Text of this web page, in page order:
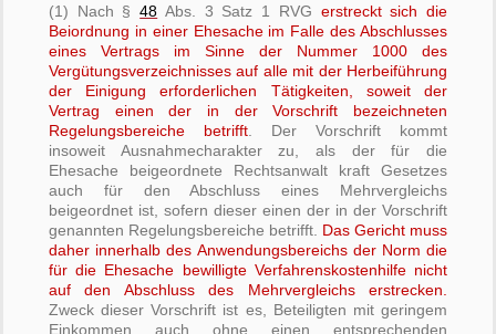
(1) Nach §48 Abs. 3 Satz 1 RVG erstreckt sich die
Beiordnung in einer Ehesache im Falle des Abschlusses
eines Vertrags im Sinne der Nummer 1000 des
Vergütungsverzeichnisses auf alle mit der Herbeiführung
der Einigung erforderlichen Tätigkeiten, soweit der
Vertrag einen der in der Vorschrift bezeichneten
Regelungsbereiche betrifft . Der Vorschrift kommt
insoweit Ausnahmecharakter zu, als der für die
Ehesache beigeordnete Rechtsanwalt kraft Gesetzes
auch für den Abschluss eines Mehrvergleichs
beigeordnet ist, sofern dieser einen der in der Vorschrift
genannten Regelungsbereiche betrifft. Das Gericht muss
daher innerhalb des Anwendungsbereichs der Norm die
für die Ehesache bewilligte Verfahrenskostenhilfe nicht
auf den Abschluss des Mehrvergleichs erstrecken.
Zweck dieser Vorschrift ist es, Beteiligten mit geringem
Einkommen auch ohne einen entsprechenden